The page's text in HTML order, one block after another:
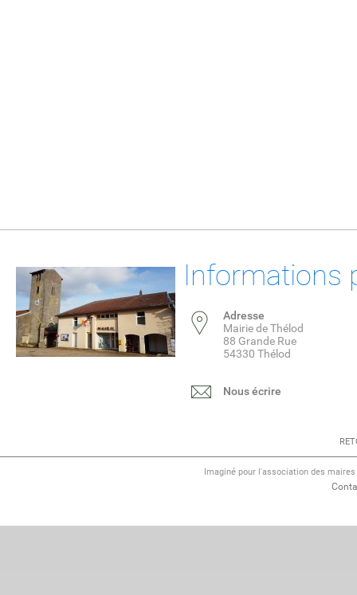
Informations
Adresse
Mairie de Thélod
88 Grande Rue
54330 Thélod
Nous écrire
Imaginé pour l'association des